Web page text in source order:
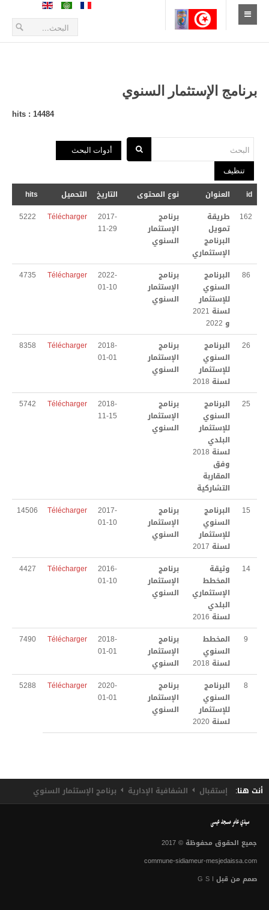
الإستقبال
أعلانات و بلاغات
التعريف بالمدينة
الموقع الجغرافي
تاريخ المدينة
زيارة المدينة
الحياة الإقتصادية
المدينة بالأرقام
المنشأت
الجمعيات و المنظمات
التعريف بالبلدية
تاريخ الإحداث
مثال التهيئة
التنظيم الهيكلي
الخطط الوظيفية
تنمية الموارد البشرية
المعدات المتوفرة
المنشآت الرياضية
تقسيم الميداني النظافة
المجلس البلدي
أهم إنجازات البلدية
توقيت العمل الإداري
العلاقة مع المواطن
الحالة المدنية
التعريف بالإمضاء
الوفـــاة
مضمـــــــــــــــون ( ولادة – زواج – وفاة)
استخراج الدفتر العائلي لأول مرة
استخراج نظير من الدفتر العائلي (للزوجــــة المطلقـــــة مــا لـــم
برنامج الإستثمار السنوي
hits : 14484
البحث أدوات البحث
تنظيف
id العنوان نوع المحتوى التاريخ التحميل
hits
162
طريقة
تمويل
البرنامج
الإستثماري
برنامج
الإستثمار
السنوي
2017-
11-29
Télécharger
5222
86
البرنامج
السنوي
للإستثمار
لسنة 2021
و 2022
برنامج
الإستثمار
السنوي
2022-
01-10
Télécharger
4735
26
البرنامج
السنوي
للإستثمار
لسنة 2018
برنامج
الإستثمار
السنوي
2018-
01-01
Télécharger
8358
25
البرنامج
السنوي
للإستثمار
البلدي
لسنة 2018
وفق
المقاربة
التشاركية
برنامج
الإستثمار
السنوي
2018-
11-15
Télécharger
5742
15
البرنامج
السنوي
للإستثمار
لسنة 2017
برنامج
الإستثمار
السنوي
2017-
01-10
Télécharger
14506
14
وثيقة
المخطط
الإستثماري
البلدي
لسنة 2016
برنامج
الإستثمار
السنوي
2016-
01-10
Télécharger
4427
9
المخطط
السنوي
لسنة 2018
برنامج
الإستثمار
السنوي
2018-
01-01
Télécharger
7490
8
البرنامج
السنوي
للإستثمار
لسنة 2020
برنامج
الإستثمار
السنوي
2020-
01-01
Télécharger
5288
أنت هنا: إستقبال الشفافية الإدارية برنامج الإستثمار السنوي
جميع الحقوق محفوظة © 2017
commune-sidiameur-mesjedaissa.com
صمم من قبل